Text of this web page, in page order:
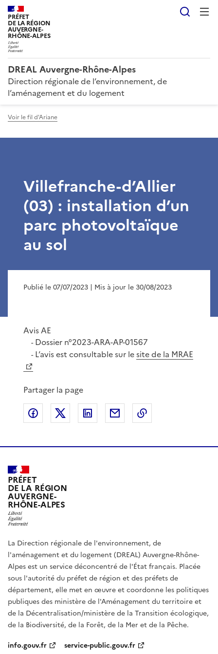
PRÉFET
DE LA RÉGION
AUVERGNE-
RHÔNE-ALPES
DREAL Auvergne-Rhône-Alpes
Direction régionale de l’environnement, de
l’aménagement et du logement
Voir le fil d'Ariane
Villefranche-d’Allier
(03) : installation d’un
parc photovoltaïque
au sol
Publié le 07/07/2023 | Mis à jour le 30/08/2023
Avis AE
-Dossier n°2023-ARA-AP-01567
-L’avis est consultable sur lesite de la MRAE
Partager la page
Partager sur Facebook
Partager sur XPartager sur LinkedIn
Partager par email
PRÉFET
DE LA RÉGION
AUVERGNE-
RHÔNE-ALPES
La Direction régionale de l'environnement, de
l'aménagement et du logement (DREAL) Auvergne-Rhône-
Alpes est un service déconcentré de l'État français. Placée
sous l'autorité du préfet de région et des préfets de
département, elle met en œuvre et coordonne les politiques
publiques des ministère de l'Aménagement du territoire et
de la Décentralisation/ministère de la Transition écologique,
de la Biodiversité, de la Forêt, de la Mer et de la Pêche.
info.gouv.fr
service-public.gouv.fr